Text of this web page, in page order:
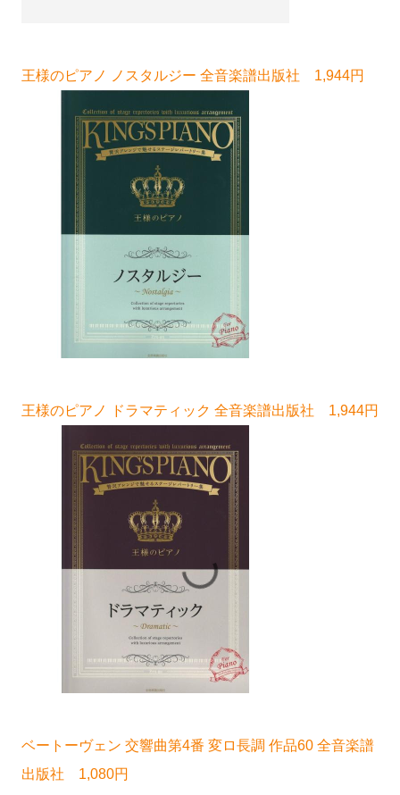
王様のピアノ ノスタルジー 全音楽譜出版社 1,944円
王様のピアノ ドラマティック 全音楽譜出版社 1,944円
ベートーヴェン 交響曲第4番 変ロ長調 作品60 全音楽譜
出版社 1,080円